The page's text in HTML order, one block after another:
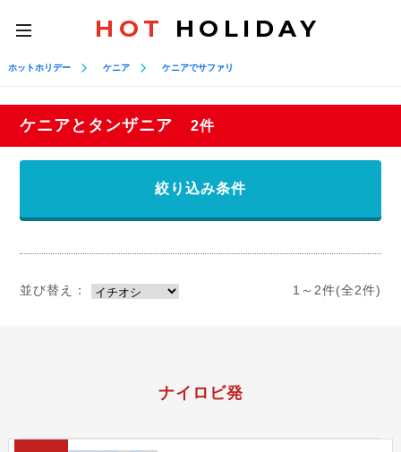
toggle
navigation
HOT HOLIDAY
ホットホリデー ケニア ケニアでサファリ
ケニアとタンザニア 2件
絞り込み条件
並び替え： 1～2件(全2件)
ナイロビ発